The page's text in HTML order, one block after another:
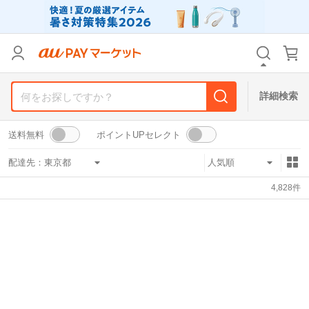
詳細検索
送料無料 ポイントUPセレクト
配達先：
4,828件
カテゴリ すべて
すべて
支払い方法 すべて
その他の条件
カテゴリ すべて
すべて
支払い方法 すべて
その他の条件